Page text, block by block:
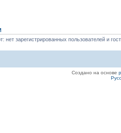
зарегистрированных пользователей и
Создано на основе